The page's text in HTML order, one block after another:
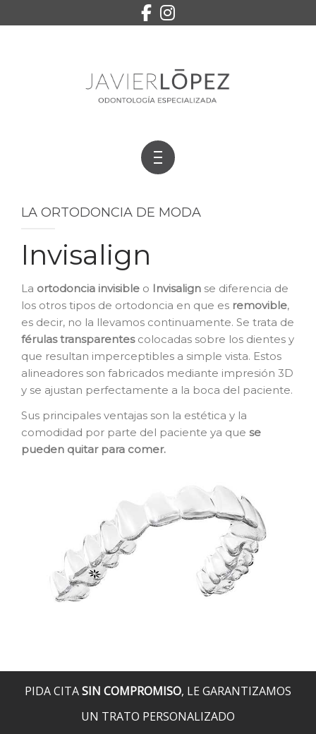
TRATAMIENTOS
EQUIPO
SERVICIOS
CONTACTO
PEDIR CITA
LA ORTODONCIA DE MODA
Invisalign
La ortodoncia invisible o Invisalign se diferencia de
los otros tipos de ortodoncia en que es removible,
es decir, no la llevamos continuamente. Se trata de
férulas transparentescolocadas sobre los dientes y
que resultan imperceptibles a simple vista. Estos
alineadores son fabricados mediante impresión 3D
y se ajustan perfectamente a la boca del paciente.
Sus principales ventajas son la estética y la
comodidad por parte del paciente ya que se
pueden quitar para comer.
PIDA CITASIN COMPROMISO, LE GARANTIZAMOS
UN TRATO PERSONALIZADO